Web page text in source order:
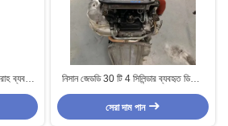
ব্যবহৃত
জন্য
নিসান জেডডি 30 টি 4 সিলিন্ডার ব্যবহৃত ডিজেল
ইঞ্জিন 200-400 অশ্বশক্তি
সেরা দাম পান